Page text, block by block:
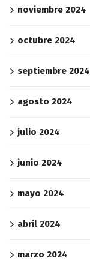
noviembre 2024
octubre 2024
septiembre 2024
agosto 2024
julio 2024
junio 2024
mayo 2024
abril 2024
marzo 2024